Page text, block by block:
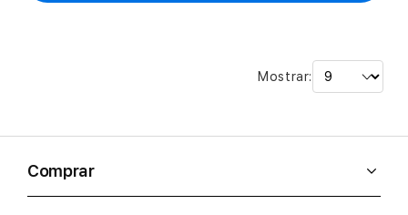
Mostrar:
Comprar